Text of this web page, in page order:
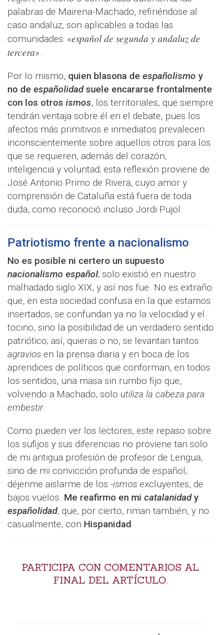
palabras de Mairena-Machado, refiriéndose al
caso andaluz, son aplicables a todas las
comunidades: «español de segunda y andaluz de
tercera».
Por lo mismo, quien blasona de españolismo y
no de españolidadsuele encararse frontalmente
con los otros ismos, los territoriales, que siempre
tendrán ventaja sobre él en el debate, pues los
afectos más primitivos e inmediatos prevalecen
inconscientemente sobre aquellos otros para los
que se requieren, además del corazón,
inteligencia y voluntad; esta reflexión proviene de
José Antonio Primo de Rivera, cuyo amor y
comprensión de Cataluña está fuera de toda
duda, como reconoció incluso Jordi Pujol.
Patriotismo frente a nacionalismo
No es posible ni certero un supuesto
nacionalismo español; solo existió en nuestro
malhadado siglo XIX, y así nos fue. No es extraño
que, en esta sociedad confusa en la que estamos
insertados, se confundan ya no la velocidad y el
tocino, sino la posibilidad de un verdadero sentido
patriótico; así, quieras o no, se levantan tantos
agravios en la prensa diaria y en boca de los
aprendices de políticos que conforman, en todos
los sentidos, una masa sin rumbo fijo que,
volviendo a Machado, solo utiliza la cabeza para
embestir.
Como pueden ver los lectores, este repaso sobre
los sufijos y sus diferencias no proviene tan solo
de mi antigua profesión de profesor de Lengua,
sino de mi convicción profunda de español;
déjenme aislarme de los -ismos excluyentes, de
bajos vuelos. Me reafirmo en mi catalanidady
españolidad, que, por cierto, riman también, y no
casualmente, con Hispanidad.
PARTICIPA CON COMENTARIOS AL
FINAL DEL ARTÍCULO.